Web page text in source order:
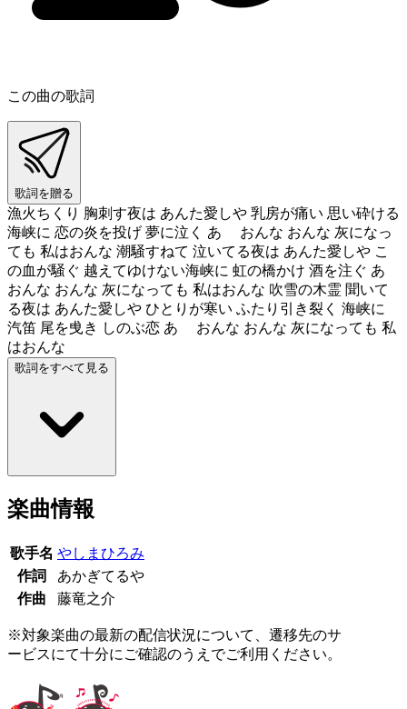
この曲の歌詞
歌詞を贈る
漁火ちくり 胸刺す夜は あんた愛しや 乳房が痛い 思い砕ける
海峡に 恋の炎を投げ 夢に泣く あゝ おんな おんな 灰になっ
ても 私はおんな 潮騒すねて 泣いてる夜は あんた愛しや こ
の血が騒ぐ 越えてゆけない海峡に 虹の橋かけ 酒を注ぐ あゝ
おんな おんな 灰になっても 私はおんな 吹雪の木霊 聞いて
る夜は あんた愛しや ひとりが寒い ふたり引き裂く 海峡に
汽笛 尾を曵き しのぶ恋 あゝ おんな おんな 灰になっても 私
はおんな
歌詞をすべて見る
楽曲情報
歌手名 やしまひろみ
作詞
あかぎてるや
作曲
藤竜之介
※対象楽曲の最新の配信状況について、遷移先のサ
ービスにて十分にご確認のうえでご利用ください。